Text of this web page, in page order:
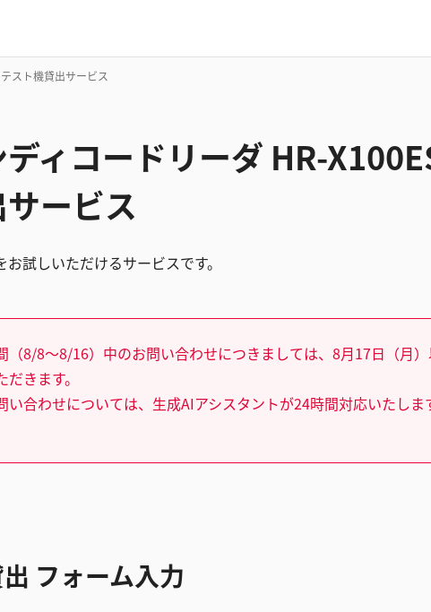
スト機貸出サービス
ィコードリーダ HR-
サービス
試しいただけるサービスです。
（8/8～8/16）中のお問い合わせにつきましては、8月17日（月
きます。
い合わせについては、生成AIアシスタントが24時間対応いたしま
フォーム入力